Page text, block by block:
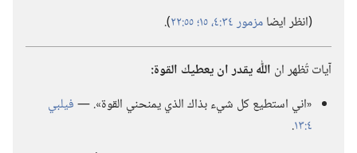
‏(‏انظر ايضامزمور ٣٤:‏٤،‏ ‏)‏.‏
آيات تُظهر ان اللّٰه يقدر ان يعطيك القوة:‏
«اني استطيع كل شيء بذاك الذي يمنحني القوة».‏ —‏فيلبي
٤:‏١٣
‏.‏